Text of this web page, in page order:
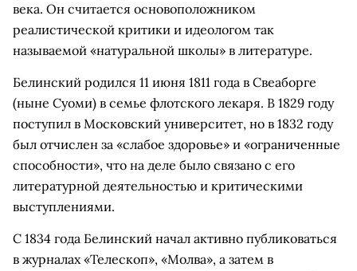
века. Он считается основоположником
реалистической критики и идеологом так
называемой «натуральной школы» в литературе.
Белинский родился 11 июня 1811 года в Свеаборге
(ныне Суоми) в семье флотского лекаря. В 1829 году
поступил в Московский университет, но в 1832 году
был отчислен за «слабое здоровье» и «ограниченные
способности», что на деле было связано с его
литературной деятельностью и критическими
выступлениями.
С 1834 года Белинский начал активно публиковаться
в журналах «Телескоп», «Молва», а затем в